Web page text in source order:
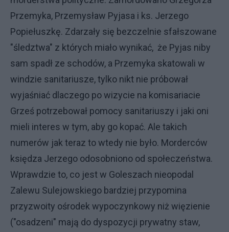
Przemyka, Przemysław Pyjasa i ks. Jerzego
Popiełuszkę. Zdarzały się bezczelnie sfałszowane
"śledztwa" z których miało wynikać, że Pyjas niby
sam spadł ze schodów, a Przemyka skatowali w
windzie sanitariusze, tylko nikt nie próbował
wyjaśniać dlaczego po wizycie na komisariacie
Grześ potrzebował pomocy sanitariuszy i jaki oni
mieli interes w tym, aby go kopać. Ale takich
numerów jak teraz to wtedy nie było. Morderców
księdza Jerzego odosobniono od społeczeństwa.
Wprawdzie to, co jest w Goleszach nieopodal
Zalewu Sulejowskiego bardziej przypomina
przyzwoity ośrodek wypoczynkowy niż więzienie
("osadzeni" mają do dyspozycji prywatny staw,